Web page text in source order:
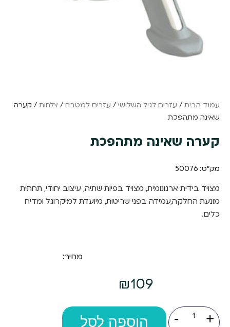
עמוד הבית / עזרים לגיל השלישי / עזרים למטבח / צלחות / קערה
שאינה מתהפכת
קערה שאינה מתהפכת
מק"ט: 50076
מצויד בידית ארגונומית, מצויד בפיות שתיה, עיצוב יחודי, תחתית
מונעת החלקה,עמידה בפני שריטות, מיועדת למיקרוגל ומדיח
כלים.
מחיר:
₪109
-
כמות
של+ הוספה לסל